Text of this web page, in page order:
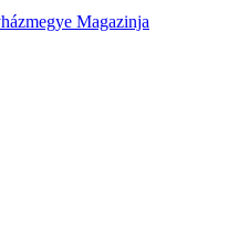
Magazinja